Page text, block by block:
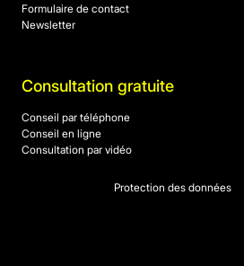
Formulaire de contact
Newsletter
Consultation gratuite
Conseil par téléphone
Conseil en ligne
Consultation par vidéo
Protection des données